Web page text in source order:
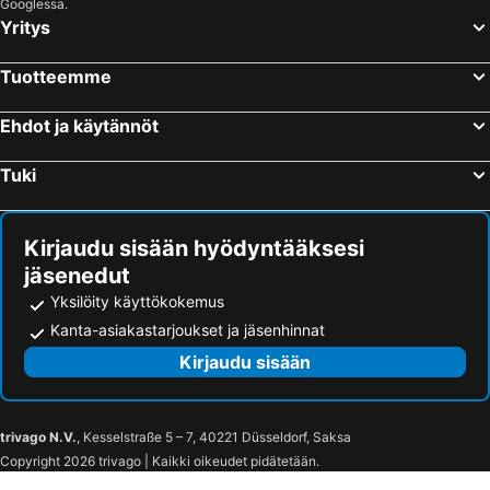
Kesämaa
Joensuu Areena
Paviljonki
Mikkelin rautatieasema
Kotkan rautatieasema
Puijo tower
Mikkelin lentoasema
Savonlinnan satama
Kasurilan Hiihtokeskus
Jyväskylän lentoasema
Kuopion Musiikkikeskus
Joensuun lentoasema
Väinölänniemi
Savonlinnan rautatieasema
Savonlinnan lentoasema
Lekotti
Immolan lentokenttä
Imatran venesatama
Kenkävero
Konsertti- ja kongressitalo Mikaeli
Laulurinne
Googlessa.
Yritys
Tuotteemme
Ehdot ja käytännöt
Tuki
Kirjaudu sisään hyödyntääksesi
jäsenedut
Yksilöity käyttökokemus
Kanta-asiakastarjoukset ja jäsenhinnat
Kirjaudu sisään
trivago N.V., Kesselstraße 5 – 7, 40221 Düsseldorf, Saksa
Copyright 2026 trivago | Kaikki oikeudet pidätetään.